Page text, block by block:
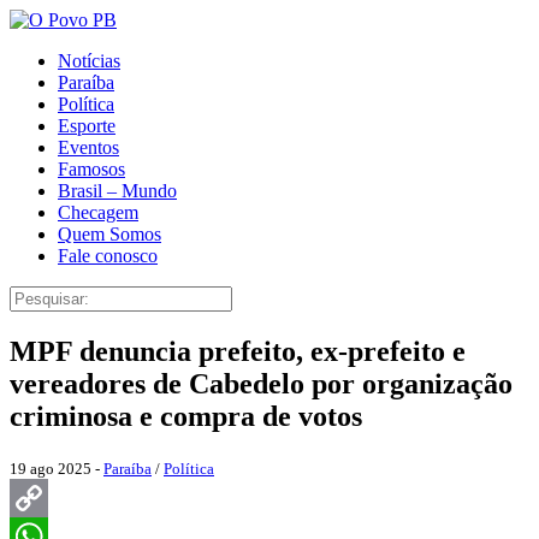
Notícias
Paraíba
Política
Esporte
Eventos
Famosos
Brasil – Mundo
Checagem
Quem Somos
Fale conosco
MPF denuncia prefeito, ex-prefeito e
vereadores de Cabedelo por organização
criminosa e compra de votos
19 ago 2025 - Paraíba / Política